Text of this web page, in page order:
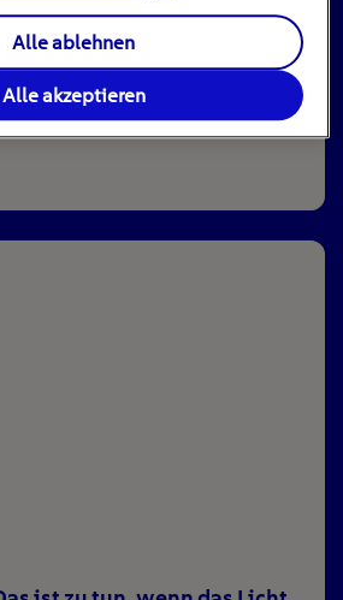
die Einspeisevergütung ein
der deutschen Energiepolitik:
Alle ablehnen
Alle akzeptieren